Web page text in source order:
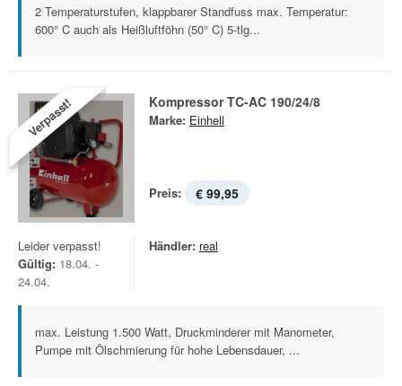
2 Temperaturstufen, klappbarer Standfuss max. Temperatur:
600° C auch als Heißluftföhn (50° C) 5-tlg...
Verpasst! Kompressor TC-AC 190/24/8
Marke: Einhell
Preis: € 99,95
Leider verpasst!
Gültig: 18.04. -
24.04.
Händler: real
max. Leistung 1.500 Watt, Druckminderer mit Manometer,
Pumpe mit Ölschmierung für hohe Lebensdauer, ...